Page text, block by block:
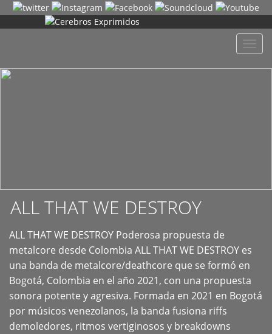
ALL THAT WE DESTROY
ALL THAT WE DESTROY Poderosa propuesta de
metalcore desde Colombia ALL THAT WE DESTROY es
una banda de metalcore/deathcore que se formó en
Bogotá, Colombia en el año 2021, con una propuesta
sonora potente y agresiva. Formada en 2021 en Bogotá
por músicos venezolanos, la banda fusiona riffs
demoledores, ritmos vertiginosos y breakdowns
+